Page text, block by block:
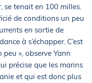
se tenait en 100 milles.
de conditions un peu
en sortie de
à s’échapper. C’est
», observe Yann
précise que les marins
et qui est donc plus